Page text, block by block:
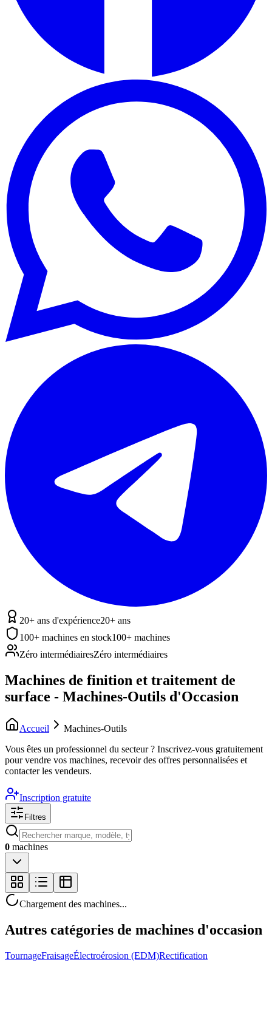
20+ ans d'expérience20+ ans
100+ machines en stock100+ machines
Zéro intermédiairesZéro intermédiaires
Machines de finition et traitement de
surface - Machines-Outils d'Occasion
Accueil
Machines-Outils
Vous êtes un professionnel du secteur ? Inscrivez-vous gratuitement
pour vendre vos machines, recevoir des offres personnalisées et
contacter les vendeurs.
Inscription gratuite
Filtres
0 machines
Chargement des machines...
Autres catégories de machines d'occasion
TournageFraisageÉlectroérosion (EDM)Rectification